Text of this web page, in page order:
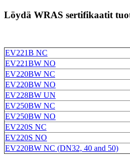
Löydä WRAS sertifikaatit
EV221B NC
EV221BW NO
EV220BW NC
EV220BW NO
EV228BW UN
EV250BW NC
EV250BW NO
EV220S NC
EV220S NO
EV220BW NC (DN32, 40 and 50)